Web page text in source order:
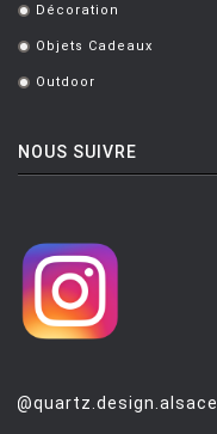
. Décoration
. Objets Cadeaux
. Outdoor
NOUS SUIVRE
@quartz.design.alsace